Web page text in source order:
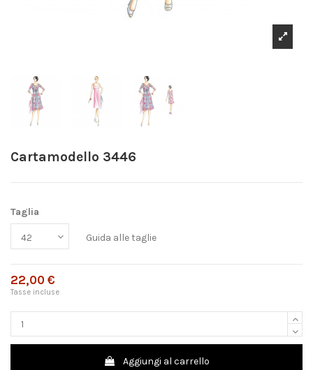
Cartamodello 3446
Taglia
Guida alle taglie
22,00 €
Tasse incluse
Aggiungi al carrello